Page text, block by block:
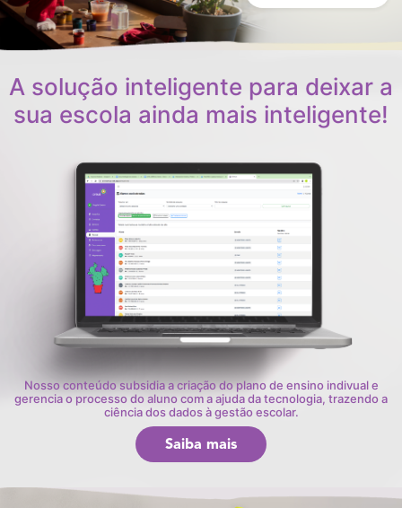
A solução inteligente para deixar a
sua escola ainda mais inteligente!
Nosso conteúdo subsidia a criação do plano de ensino indivual e
gerencia o processo do aluno com a ajuda da tecnologia, trazendo a
ciência dos dados à gestão escolar.
Saiba mais